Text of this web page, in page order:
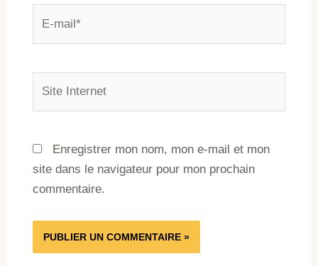
Enregistrer mon nom, mon e-mail et mon
site dans le navigateur pour mon prochain
commentaire.